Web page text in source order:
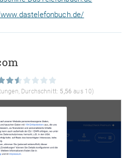
Durchschnitt: 5,56 aus 10)